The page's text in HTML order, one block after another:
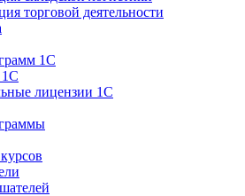
торговой деятельности
1С
лицензии 1С